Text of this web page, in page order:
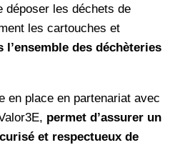
déposer les déchets de
les cartouches et
l’ensemble des déchèteries
en place en partenariat avec
permet d’assurer un
et respectueux de